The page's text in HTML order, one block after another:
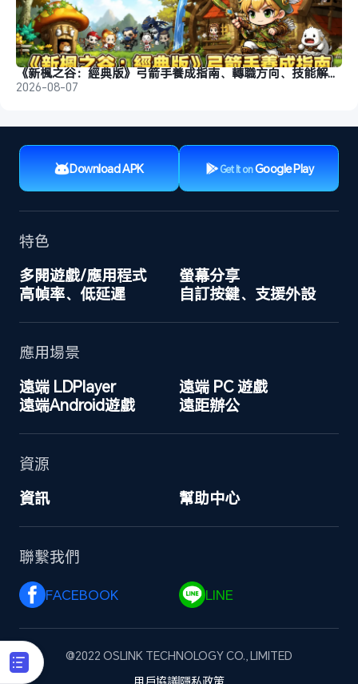
《新楓之谷：經典版》弓箭手養成指南、轉職方向、技能解析、玩法分析
2026-08-07
Download APK Get It onGoogle Play
特色
多開遊戲/應用程式
螢幕分享
高幀率、低延遲
自訂按鍵、支援外設
應用場景
遠端 LDPlayer
遠端 PC 遊戲
遠端Android遊戲
遠距辦公
資源
資訊
幫助中心
聯繫我們
FACEBOOK LINE
@2022 OSLINK TECHNOLOGY CO., LIMITED